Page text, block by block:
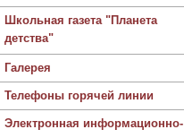
Школьная газета "Планета
детства"
Галерея
Телефоны горячей линии
Электронная информационно-